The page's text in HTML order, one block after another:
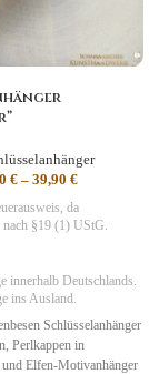
€– 39,90 €
da
nach §19 (1) UStG.
innerhalb Deutschlands.
ins Ausland.
Schlüsselanhänger
Perlkappen in
Elfen-Motivanhänger